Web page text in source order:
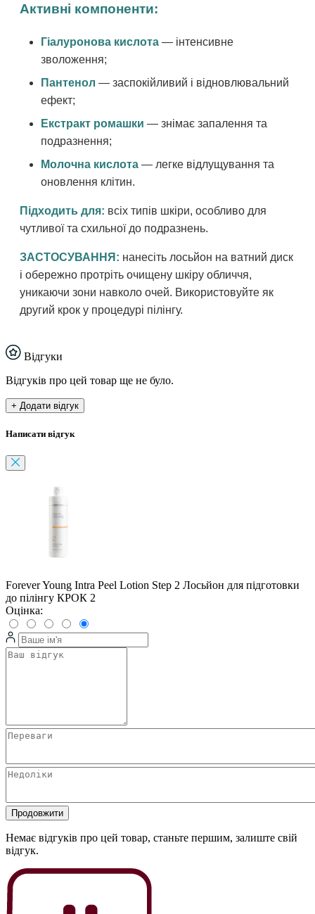
Активні компоненти:
Гіалуронова кислота — інтенсивне
зволоження;
Пантенол — заспокійливий і відновлювальний
ефект;
Екстракт ромашки — знімає запалення та
подразнення;
Молочна кислота — легке відлущування та
оновлення клітин.
Підходить для: всіх типів шкіри, особливо для
чутливої та схильної до подразнень.
ЗАСТОСУВАННЯ: нанесіть лосьйон на ватний диск
і обережно протріть очищену шкіру обличчя,
уникаючи зони навколо очей. Використовуйте як
другий крок у процедурі пілінгу.
Відгуки
Відгуків про цей товар ще не було.
+ Додати відгук
Написати відгук
Forever Young Intra Peel Lotion Step 2 Лосьйон для підготовки
до пілінгу КРОК 2
Оцінка:
Продовжити
Немає відгуків про цей товар, станьте першим, залиште свій
відгук.